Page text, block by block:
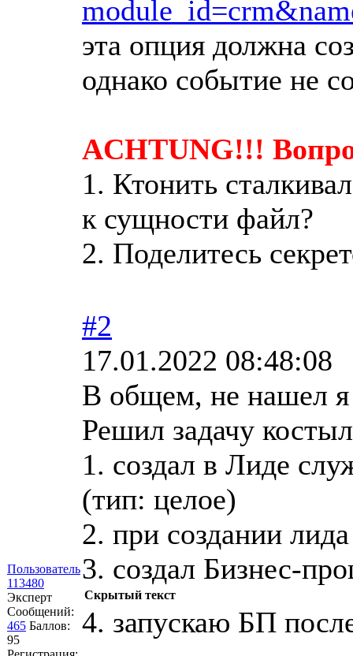
эта опция должна
однако событие не
ACHTUNG!!!
1. Ктонить
к сущности файл?
2. Поделитесь
Пользователь
113480
Эксперт
Сообщений:
465 Баллов:
95
#2
17.01.2022 08:48:08
В общем, не нашел я
Решил задачу
1. создал в Лиде
(тип: целое)
2. при создании
3. создал Бизнес-
Скрытый текст
4. запускаю БП